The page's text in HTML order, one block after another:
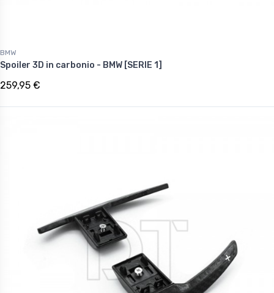
BMW
Spoiler 3D in carbonio - BMW [SERIE 1]
259,95 €